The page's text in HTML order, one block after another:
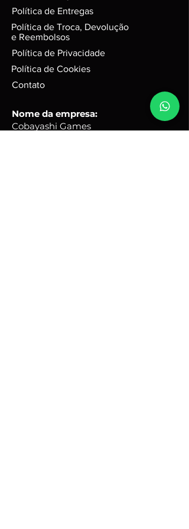
riscos e sinais do tempo, mas
jogos em disco, podem possuir
performance do jogo.
Caixas e Embalagens:
Podem possuir pequenas avarias,
que não irão afetar a integridade
Política de Entregas
Política de Troca, Devolução
e Reembolsos
Política de Privacidade
Política de Cookies
Contato
Nome da empresa:
Cobayashi Games